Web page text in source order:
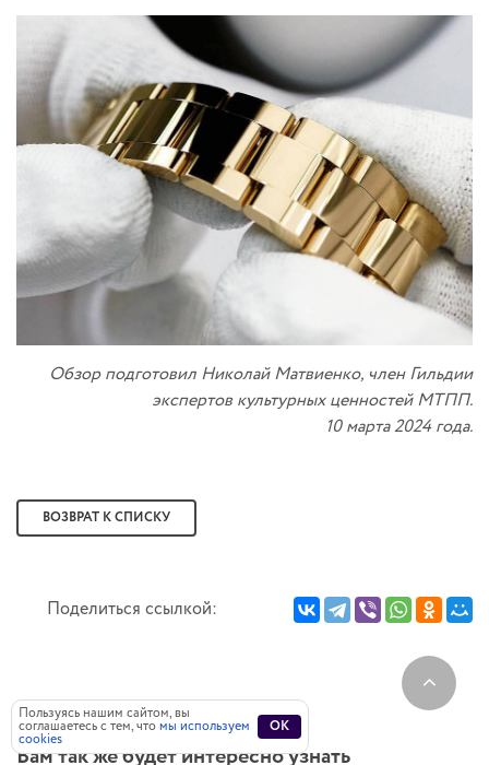
Обзор подготовил Николай Матвиенко, член Гильдии
экспертов культурных ценностей МТПП.
10 марта 2024 года.
ВОЗВРАТ К СПИСКУ
Поделиться ссылкой:
Вам так же будет интересно узнать
Пользуясь нашим сайтом, вы
соглашаетесь с тем, чтомы используем
cookies
OK